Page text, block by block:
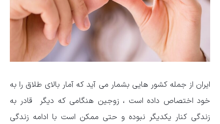
ایران از جمله کشور هایی بشمار می آید که آمار بالای طلاق را به
خود اختصاص داده است ، زوجین هنگامی که دیگر قادر به
زندگی کنار یکدیگر نبوده و حتی ممکن است با ادامه زندگی